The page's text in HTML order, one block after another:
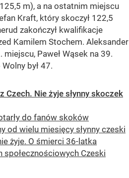
m), a na ostatnim miejscu
Kraft, który skoczył 122,5
zakończył kwalifikacje
Kamilem Stochem. Aleksander
miejscu, Paweł Wąsek na 39.
był 47.
Czech. Nie żyje słynny skoczek
do fanów skoków
od wielu miesięcy słynny czeski
żyje. O śmierci 36-latka
Czeski